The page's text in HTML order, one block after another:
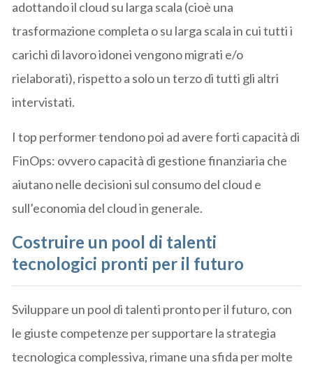
adottando il cloud su larga scala (cioè una
trasformazione completa o su larga scala in cui tutti i
carichi di lavoro idonei vengono migrati e/o
rielaborati), rispetto a solo un terzo di tutti gli altri
intervistati.
I top performer tendono poi ad avere forti capacità di
FinOps: ovvero capacità di gestione finanziaria che
aiutano nelle decisioni sul consumo del cloud e
sull’economia del cloud in generale.
Costruire un pool di talenti
tecnologici pronti per il futuro
Sviluppare un pool di talenti pronto per il futuro, con
le giuste competenze per supportare la strategia
tecnologica complessiva, rimane una sfida per molte